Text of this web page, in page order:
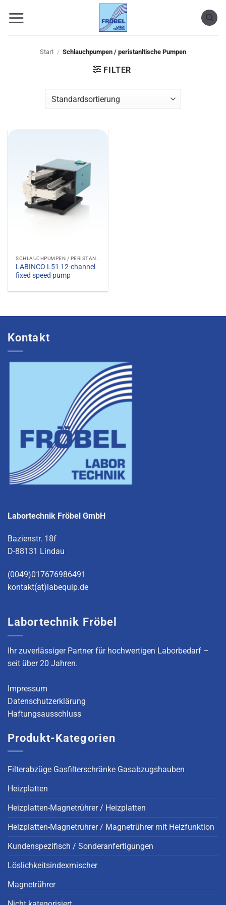
Inhalt
Start / Schlauchpumpen / peristanltische Pumpen
FILTER
LABINCO L51 12-channel
fixed speed pump
Kontakt
Labortechnik Fröbel GmbH
Bazienstr. 18f
D-88131 Lindau
(0049)017676986491
kontakt(at)labequip.de
Labortechnik Fröbel
Ihr zuverlässiger Partner für hochwertigen Laborbedarf –
seit über 20 Jahren.
Impressum
Datenschutzerklärung
Haftungsausschluss
Produkt-Kategorien
Filterabzüge Gasfilterschränke Gasabzugshauben
Heizplatten
Heizplatten-Magnetrührer / Heizplatten
Heizplatten-Magnetrührer / Magnetrührer mit Heizfunktion
Kundenspezifisch / Sonderanfertigungen
Löslichkeitsindexmischer
Magnetrührer